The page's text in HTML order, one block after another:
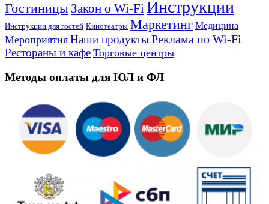
Гостиницы Закон о Wi-FiИнструкции
Инструкции для гостей Кинотеатры Маркетинг Медицина
Мероприятия Наши продуктыРеклама по Wi-Fi
Рестораны и кафе Торговые центры
Методы оплаты для ЮЛ и ФЛ